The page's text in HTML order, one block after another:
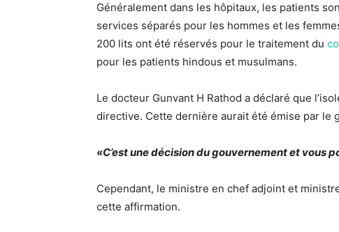
Généralement dans les hôpitaux, les patients
services séparés pour les hommes et les
200 lits ont été réservés pour le traitement du
pour les patients hindous et musulmans.
Le docteur Gunvant H Rathod a déclaré que
directive. Cette dernière aurait été émise par le
«C’est une décision du gouvernement et vous
Cependant, le ministre en chef adjoint et
cette affirmation.